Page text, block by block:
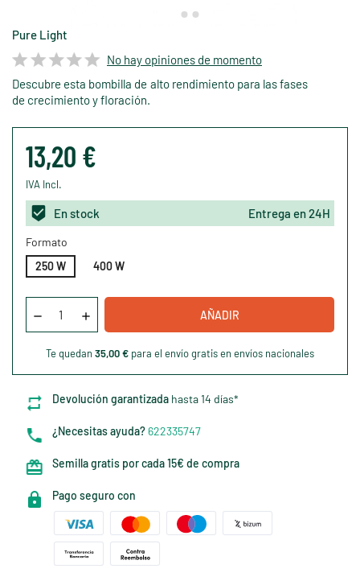
Pure Light
No hay opiniones de momento
Descubre esta bombilla de alto rendimiento para las fases
de crecimiento y floración.
13,20 €
IVA Incl.
En stock Entrega en 24H
Formato
250 W
400 W
AÑADIR
Te quedan 35,00 € para el envío gratis en envíos nacionales
Devolución garantizada hasta 14 días*
¿Necesitas ayuda?622335747
Semilla gratis por cada 15€ de compra
Pago seguro con